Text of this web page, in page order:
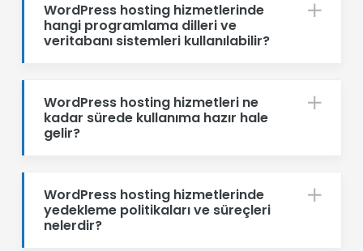
WordPress hosting hizmetlerinde
hangi programlama dilleri ve
veritabanı sistemleri kullanılabilir?
WordPress hosting hizmetleri ne
kadar sürede kullanıma hazır hale
gelir?
WordPress hosting hizmetlerinde
yedekleme politikaları ve süreçleri
nelerdir?